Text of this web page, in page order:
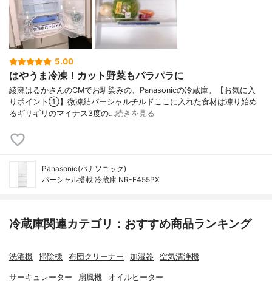
5.00
はやうま冷凍！カット野菜もパラパラに
綾瀬はるかさんのCMでお馴染みの、Panasonicの冷蔵庫。【お気に入
りポイント①】微凍結パーシャルチルドここに入れた食材は凍り始め
るギリギリのマイナス3度の…続きを見る
Panasonic(パナソニック)
パーシャル搭載 冷蔵庫 NR-E455PX
冷蔵庫関連カテゴリ：おすすめ商品ランキング
洗濯機 掃除機 布団クリーナー 加湿器 空気清浄機
サーキュレーター 扇風機 オイルヒーター